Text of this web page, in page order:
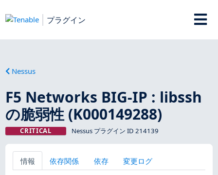
プラグイン
Nessus
F5 Networks BIG-IP : libssh
の脆弱性 (K000149288)
CRITICAL Nessus プラグイン ID 214139
情報 依存関係 依存 変更ログ